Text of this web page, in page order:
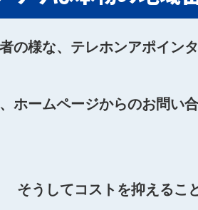
の様な、テレホンアポイン
ホームページからのお問い
そうしてコストを抑えるこ